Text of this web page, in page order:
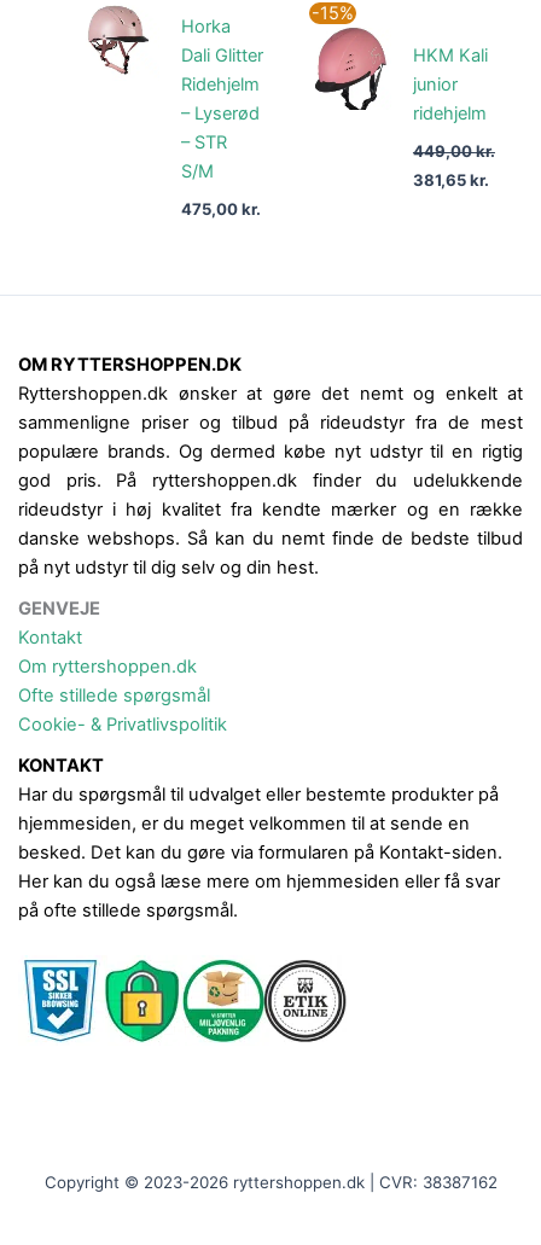
Horka
Dali Glitter
Ridehjelm
– Lyserød
– STR
S/M
475,00kr.
-15%
HKM Kali
junior
ridehjelm
449,00kr.
pris
var:
449,00 kr..
381,65kr.
pris
er:
OM RYTTERSHOPPEN.DK
Ryttershoppen.dk ønsker at gøre det nemt og enkelt at
sammenligne priser og tilbud på rideudstyr fra de mest
populære brands. Og dermed købe nyt udstyr til en rigtig
god pris. På ryttershoppen.dk finder du udelukkende
rideudstyr i høj kvalitet fra kendte mærker og en række
danske webshops. Så kan du nemt finde de bedste tilbud
på nyt udstyr til dig selv og din hest.
GENVEJE
Kontakt
Om ryttershoppen.dk
Ofte stillede spørgsmål
Cookie- & Privatlivspolitik
KONTAKT
Har du spørgsmål til udvalget eller bestemte produkter på
hjemmesiden, er du meget velkommen til at sende en
besked. Det kan du gøre via formularen på Kontakt-siden.
Her kan du også læse mere om hjemmesiden eller få svar
på ofte stillede spørgsmål.
Copyright © 2023-2026 ryttershoppen.dk | CVR: 38387162